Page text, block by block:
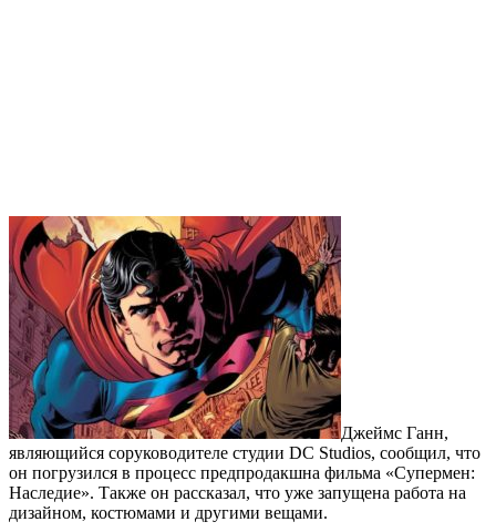
Джеймс Ганн,
являющийся соруководителе студии DC Studios, сообщил, что
он погрузился в процесс предпродакшна фильма «Супермен:
Наследие». Также он рассказал, что уже запущена работа на
дизайном, костюмами и другими вещами.